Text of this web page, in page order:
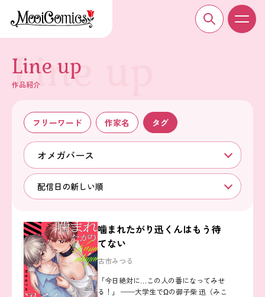
Line up
作品紹介
フリーワード 作家名 タグ
オメガバース
配信日の新しい順
噛まれたがり迅くんはもう待
てない
古市みつる
「今日絶対に…この人の番になってみせ
る！」 ──大学生でΩの御子柴 迅（みこ